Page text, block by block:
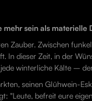
sein als materielle
Zauber. Zwischen
In dieser Zeit, in der
winterliche Kälte –
seinen Glühwein-
"Leute, befreit eure